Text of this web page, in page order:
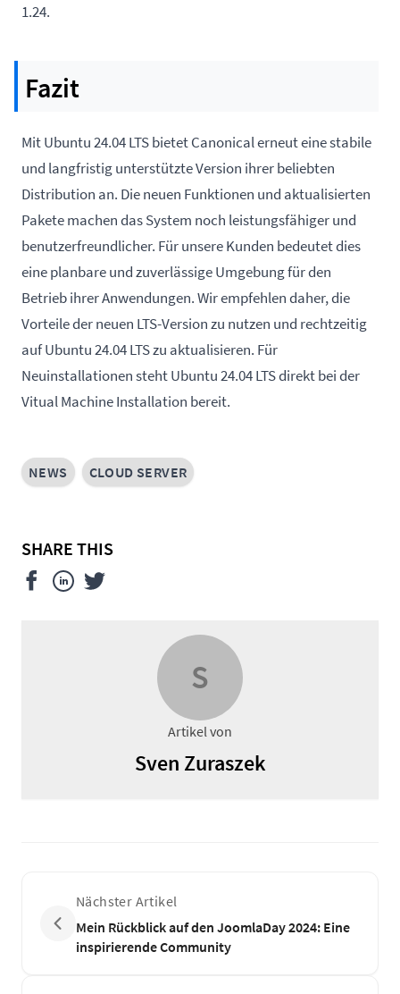
1.24.
Fazit
Mit Ubuntu 24.04 LTS bietet Canonical erneut eine stabile
und langfristig unterstützte Version ihrer beliebten
Distribution an. Die neuen Funktionen und aktualisierten
Pakete machen das System noch leistungsfähiger und
benutzerfreundlicher. Für unsere Kunden bedeutet dies
eine planbare und zuverlässige Umgebung für den
Betrieb ihrer Anwendungen. Wir empfehlen daher, die
Vorteile der neuen LTS-Version zu nutzen und rechtzeitig
auf Ubuntu 24.04 LTS zu aktualisieren. Für
Neuinstallationen steht Ubuntu 24.04 LTS direkt bei der
Vitual Machine Installation bereit.
NEWS CLOUD SERVER
SHARE THIS
S
Artikel von
Sven Zuraszek
Nächster Artikel
Mein Rückblick auf den JoomlaDay 2024: Eine
inspirierende Community